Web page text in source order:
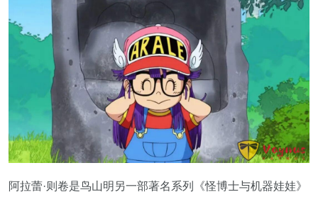
阿拉蕾·则卷是鸟山明另一部著名系列《怪博士与机器娃娃》